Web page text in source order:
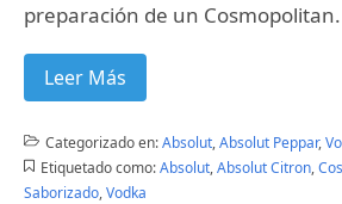
preparación de un Cosmopolitan.
Leer Más
Categorizado en:Absolut,Absolut Peppar,
Etiquetado como: Absolut,Absolut Citron,
Saborizado,Vodka